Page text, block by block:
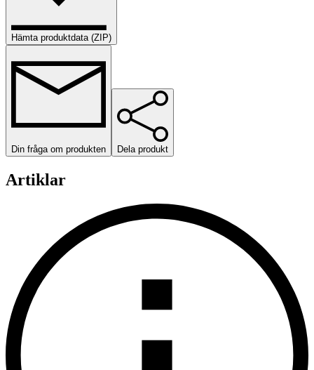
Hämta produktdata (ZIP)
Din fråga om produkten Dela produkt
Artiklar